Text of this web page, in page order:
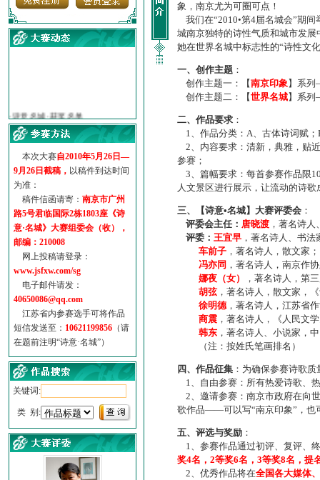
·【诗意·名城】地铁展示作...
诗意名城·地铁时间
·地铁完美呈现【诗意·名城...
参赛作品多达5000多首
“诗意·名城”晒诗会
特别通知--致广大诗词爱好...
本次大赛自2010年5月26日—
9月26日截稿， 以稿件到达时间
为准：
稿件信函请寄： 南京市广州
路5号君临国际2栋1803座《诗
意·名城》大赛组委会（收），
邮编：210008
网上投稿请登录：
www.jsfxw.com/sg
电子邮件请发：
40650086@qq.com
江苏省内参赛选手可将作品
短信发送至： 10621199856 （请
在题前注明“诗意·名城”）
关键词:
类 别:
象，南京尤为可圈可点！
我们在“2010•第4届名城会”期
城南京独特的诗性气质和城市发
她在世界名城中标志性的“诗性文
一、创作主题 ：
创作主题一：【南京印象】系
创作主题二：【世界名城】系
二、作品要求 ：
1、作品分类：A、古体诗词赋；
2、内容要求：清新，典雅，贴
参赛；
3、篇幅要求：每首参赛作品限
人文景区进行展示，让流动的诗
三、【诗意•名城】大赛评委会 ：
评委会主任： 唐晓渡 ，著名诗
评委： 王宜早 ，著名诗人、书
车前子 ，著名诗人，散文家；
冯亦同 ，著名诗人，南京作
娜夜（女）
，著名诗人，第
胡弦，著名诗人，散文家，
徐明德，著名诗人，江苏省
商震 ，著名诗人，《人民文
韩东 ，著名诗人、小说家，
（注：按姓氏笔画排名）
四、作品征集 ：为确保参赛诗歌
1、自由参赛：所有热爱诗歌、
2、邀请参赛：南京市政府在向
歌作品——可以写“南京印象”，也
五、评选与奖励 ：
1、参赛作品通过初评、复评、
奖4名，2等奖6名，3等奖8名，提
2、优秀作品将在全国各大媒体